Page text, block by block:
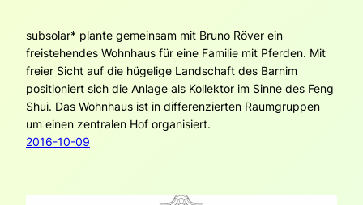
subsolar* plante gemeinsam mit Bruno Röver ein
freistehendes Wohnhaus für eine Familie mit Pferden. Mit
freier Sicht auf die hügelige Landschaft des Barnim
positioniert sich die Anlage als Kollektor im Sinne des Feng
Shui. Das Wohnhaus ist in differenzierten Raumgruppen
um einen zentralen Hof organisiert.
2016-10-09